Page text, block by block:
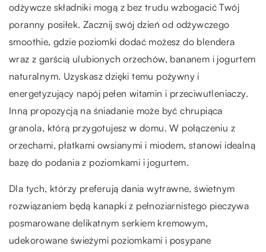
odżywcze składniki mogą z bez trudu wzbogacić Twój
poranny posiłek. Zacznij swój dzień od odżywczego
smoothie, gdzie poziomki dodać możesz do blendera
wraz z garścią ulubionych orzechów, bananem i jogurtem
naturalnym. Uzyskasz dzięki temu pożywny i
energetyzujący napój pełen witamin i przeciwutleniaczy.
Inną propozycją na śniadanie może być chrupiąca
granola, którą przygotujesz w domu. W połączeniu z
orzechami, płatkami owsianymi i miodem, stanowi idealną
bazę do podania z poziomkami i jogurtem.
Dla tych, którzy preferują dania wytrawne, świetnym
rozwiązaniem będą kanapki z pełnoziarnistego pieczywa
posmarowane delikatnym serkiem kremowym,
udekorowane świeżymi poziomkami i posypane